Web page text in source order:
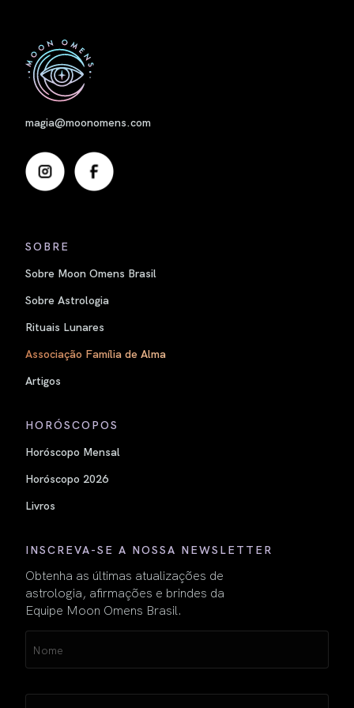
magia@moonomens.com
SOBRE
Sobre Moon Omens Brasil
Sobre Astrologia
Rituais Lunares
Associação Família de Alma
Artigos
HORÓSCOPOS
Horóscopo Mensal
Horóscopo 2026
Livros
INSCREVA-SE A NOSSA NEWSLETTER
Obtenha as últimas atualizações de
astrologia, afirmações e brindes da
Equipe Moon Omens Brasil.
Nome